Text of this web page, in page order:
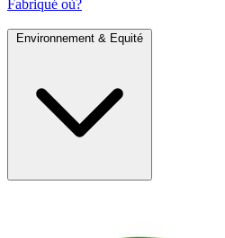
Fabriqué où?
Environnement & Equité